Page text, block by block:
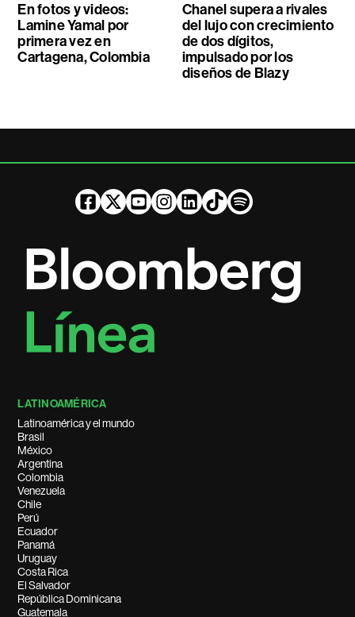
En fotos y videos:
Lamine Yamal por
primera vez en
Cartagena, Colombia
Chanel supera a rivales
del lujo con crecimiento
de dos dígitos,
impulsado por los
diseños de Blazy
LATINOAMÉRICA
Latinoamérica y el mundo
Brasil
México
Argentina
Colombia
Venezuela
Chile
Perú
Ecuador
Panamá
Uruguay
Costa Rica
El Salvador
República Dominicana
Guatemala